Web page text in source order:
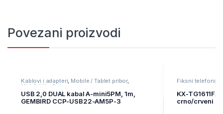
Povezani proizvodi
Kablovi i adapteri, Mobile / Tablet pribor,
Mobilni Uređaji
USB 2,0 DUAL kabal A-mini5PM, 1m,
GEMBIRD CCP-USB22-AM5P-3
Fiksni telefoni
KX-
crno/crveni